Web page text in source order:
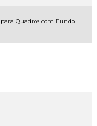
Quadros com Fundo